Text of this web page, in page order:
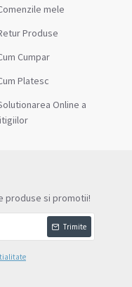
mele
Produse
Cumpar
Platesc
Online a
produse si promotii!
Trimite